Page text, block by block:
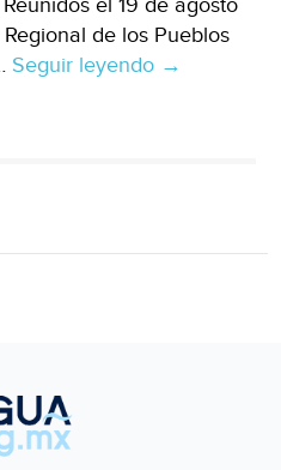
el 19 de agosto
de los Pueblos
Seguir leyendo →